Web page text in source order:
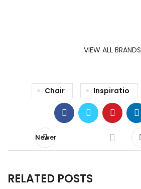
VIEW ALL BRANDS
Chair Inspiratio
Newer
RELATED POSTS